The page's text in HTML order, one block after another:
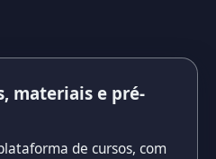
materiais e pré-
de cursos, com